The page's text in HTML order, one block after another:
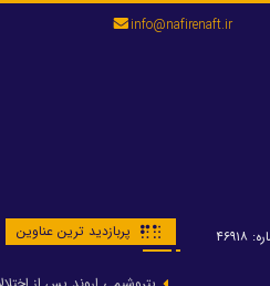
info@nafirenaft.ir
پربازدید ترین عناوین